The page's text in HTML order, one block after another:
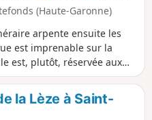
(Haute-Garonne)
arpente ensuite les
est imprenable sur la
est, plutôt, réservée aux
la déclivité rencontrée.
la Lèze à Saint-